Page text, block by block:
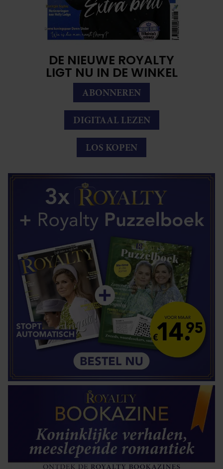
DE NIEUWE ROYALTY
LIGT NU IN DE WINKEL
ABONNEREN
DIGITAAL LEZEN
LOS KOPEN